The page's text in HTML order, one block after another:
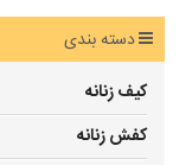
دسته بندی
کیف زنانه
کفش زنانه